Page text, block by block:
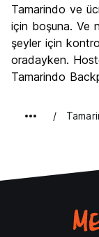
Ekonomik
Tamarindo ve
için boşuna. Ve
şeyler için
oradayken.
Tamarindo